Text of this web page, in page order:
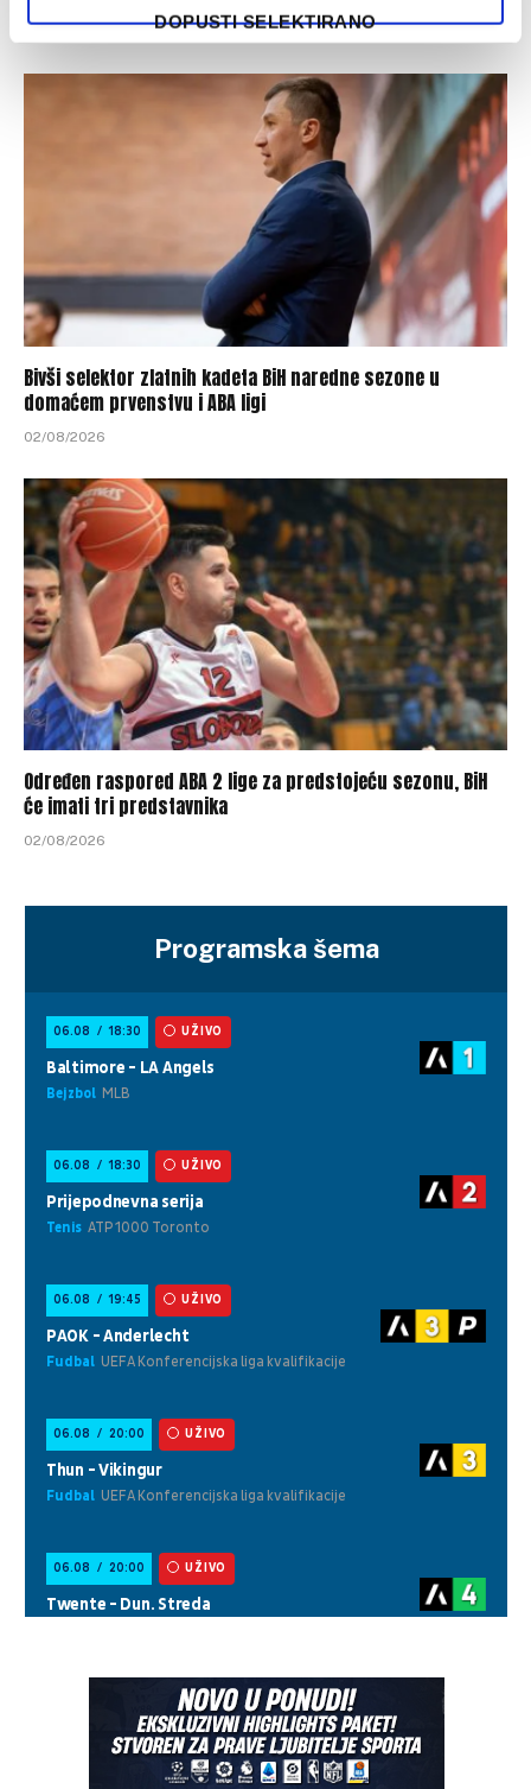
DOPUSTI SELEKTIRANO
Bivši selektor zlatnih kadeta BiH naredne sezone u
domaćem prvenstvu i ABA ligi
02/08/2026
Određen raspored ABA 2 lige za predstojeću sezonu, BiH
će imati tri predstavnika
02/08/2026
Programska šema